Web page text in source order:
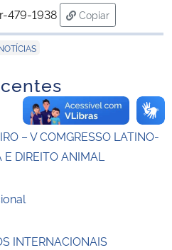
479-1938
Copiar
para área de
– V COMGRESSO LATINO-
DIREITO ANIMAL
INTERNACIONAIS